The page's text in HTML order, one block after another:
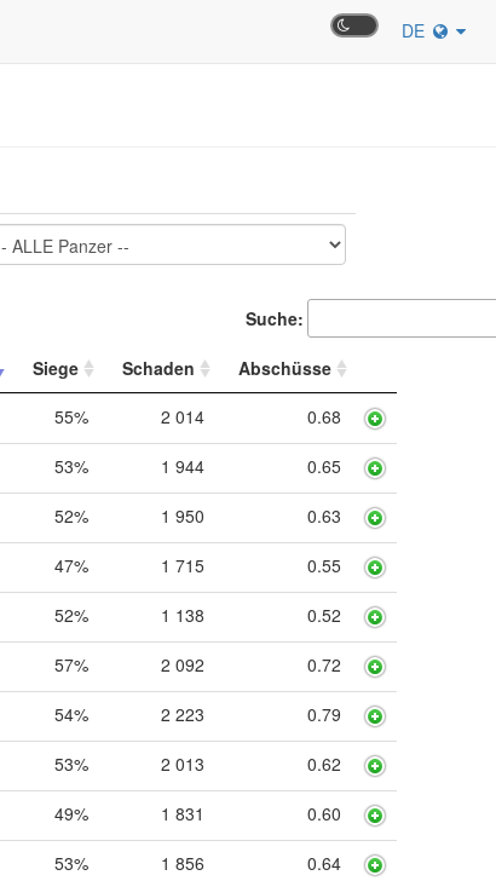
DE
Suche:
Siege Schaden
Abschüsse
55% 2 014 0.68
53% 1 944 0.65
52% 1 950 0.63
47% 1 715 0.55
52% 1 138 0.52
57% 2 092 0.72
54% 2 223 0.79
53% 2 013 0.62
49% 1 831 0.60
53% 1 856 0.64